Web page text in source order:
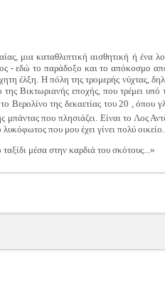
μια καταθλιπτική αισθητική ή ένα
- εδώ το παράδοξο και το απόκοσμο
έλξη. Η πόλη της τρομερής νύχτας,
Βικτωριανής εποχής, που τρέμει
της δεκαετίας του 20 , όπου
μπάντας που πλησιάζει. Είναι το Λος
λυκόφωτος που μου έχει γίνει πολύ οικείο.
μέσα στην καρδιά του σκότους...»